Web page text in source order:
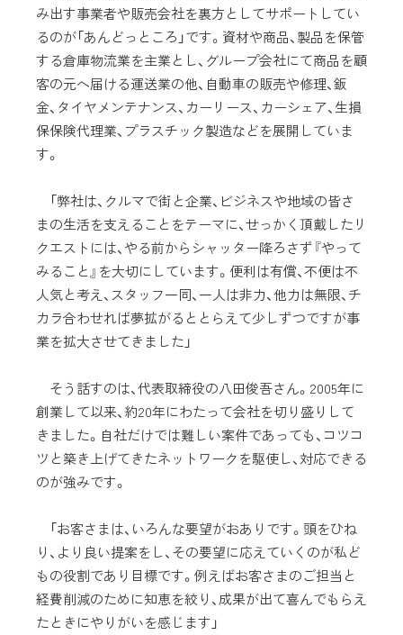
み出す事業者や販売会社を裏方としてサポートしてい
るのが「あんどっところ」です。資材や商品、製品を保管
する倉庫物流業を主業とし、グループ会社にて商品を顧
客の元へ届ける運送業の他、自動車の販売や修理、鈑
金、タイヤメンテナンス、カーリース、カーシェア、生損
保保険代理業、プラスチック製造などを展開していま
す。
「弊社は、クルマで街と企業、ビジネスや地域の皆さ
まの生活を支えることをテーマに、せっかく頂戴したリ
クエストには、やる前からシャッター降ろさず『やって
みること』を大切にしています。便利は有償、不便は不
人気と考え、スタッフ一同、一人は非力、他力は無限、チ
カラ合わせれば夢拡がるととらえて少しずつですが事
業を拡大させてきました」
そう話すのは、代表取締役の八田俊吾さん。2005年に
創業して以来、約20年にわたって会社を切り盛りして
きました。自社だけでは難しい案件であっても、コツコ
ツと築き上げてきたネットワークを駆使し、対応できる
のが強みです。
「お客さまは、いろんな要望がおありです。頭をひね
り、より良い提案をし、その要望に応えていくのが私ど
もの役割であり目標です。例えばお客さまのご担当と
経費削減のために知恵を絞り、成果が出て喜んでもらえ
たときにやりがいを感じます」